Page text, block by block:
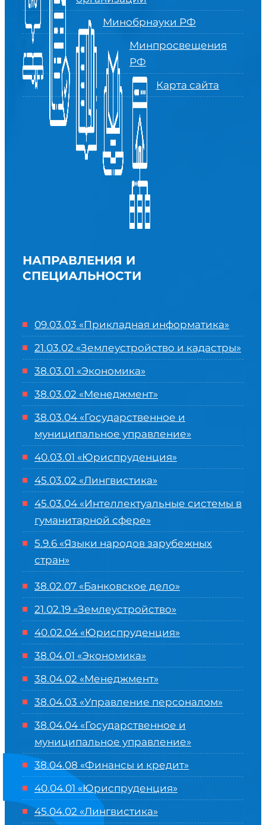
Минобрнауки РФ
Минпросвещения
РФ
Карта сайта
НАПРАВЛЕНИЯ И
СПЕЦИАЛЬНОСТИ
09.03.03 «Прикладная информатика»
21.03.02 «Землеустройство и кадастры»
38.03.01 «Экономика»
38.03.02 «Менеджмент»
38.03.04 «Государственное и
муниципальное управление»
40.03.01 «Юриспруденция»
45.03.02 «Лингвистика»
45.03.04 «Интеллектуальные системы в
гуманитарной сфере»
5.9.6 «Языки народов зарубежных
стран»
38.02.07 «Банковское дело»
21.02.19 «Землеустройство»
40.02.04 «Юриспруденция»
38.04.01 «Экономика»
38.04.02 «Менеджмент»
38.04.03 «Управление персоналом»
38.04.04 «Государственное и
муниципальное управление»
38.04.08 «Финансы и кредит»
40.04.01 «Юриспруденция»
45.04.02 «Лингвистика»